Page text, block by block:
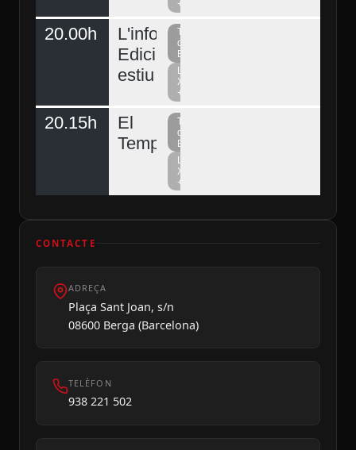
+
20.00h
L'informatiu
Edició
estiu
Televisió
del
Berguedà
La
Xarxa
+
20.15h
El
Temps
Televisió
del
Berguedà
La
Xarxa
+
CONTACTE
ADREÇA
Plaça Sant Joan, s/n
08600 Berga (Barcelona)
TELÈFON
938 221 502